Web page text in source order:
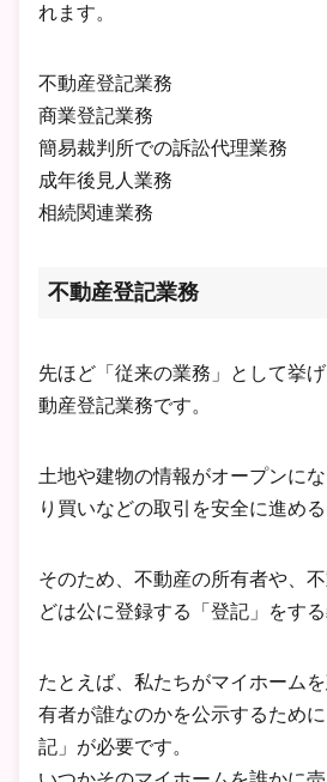
れます。
不動産登記業務
商業登記業務
簡易裁判所での訴訟代理業務
成年後見人業務
相続関連業務
不動産登記業務
先ほど「従来の業務」として挙
動産登記業務です。
土地や建物の情報がオープンに
り買いなどの取引を安全に進め
そのため、不動産の所有者や、
どは公に登録する「登記」をす
たとえば、私たちがマイホーム
有者が誰なのかを公示するため
記」が必要です。